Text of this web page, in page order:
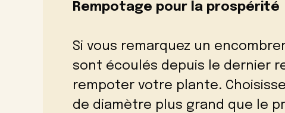
Rempotage pour la prospérité
Si vous remarquez un
sont écoulés depuis le dernier
rempoter votre plante.
de diamètre plus grand que le